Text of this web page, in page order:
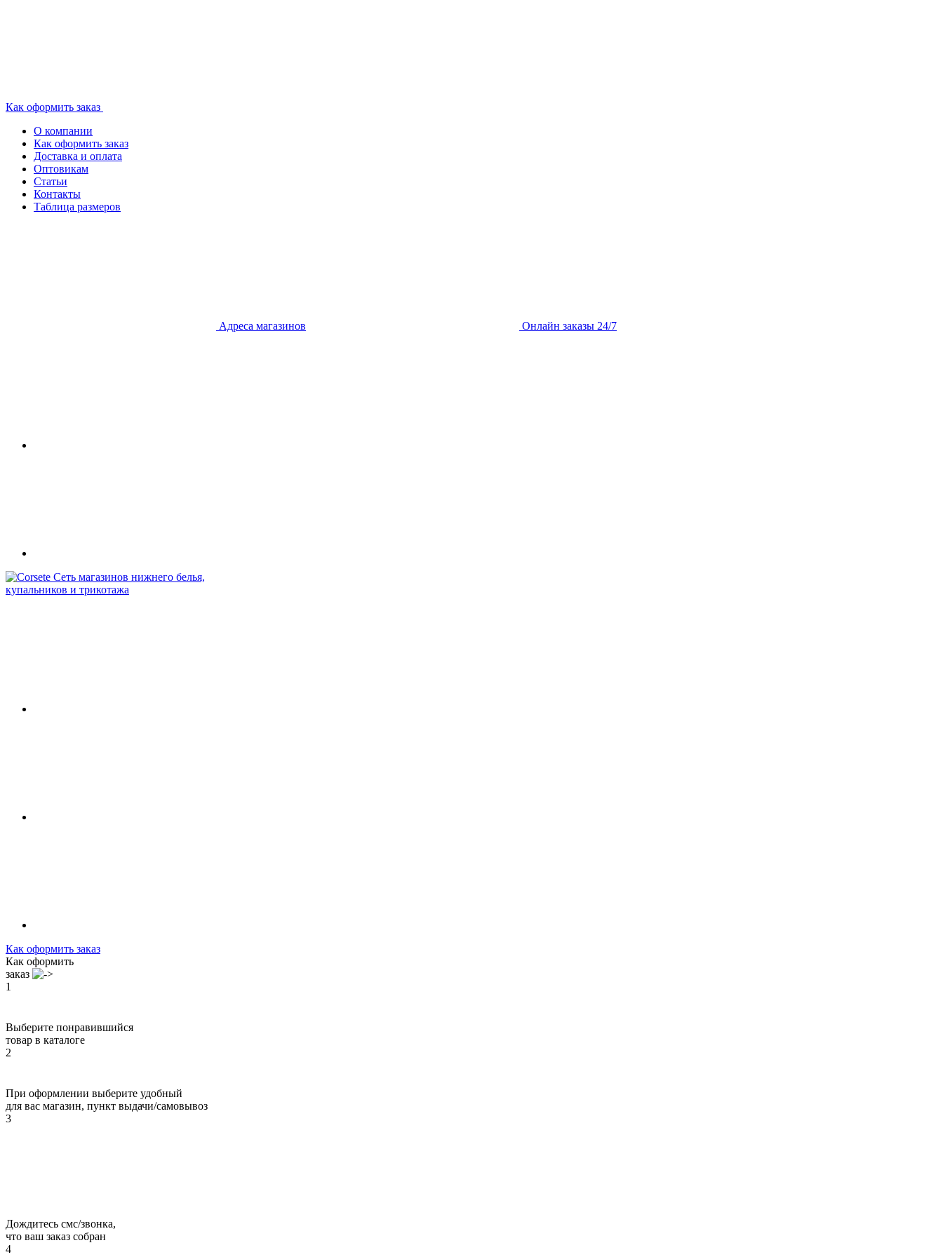
Как оформить заказ
О компании
Как оформить заказ
Доставка и оплата
Оптовикам
Статьи
Контакты
Таблица размеров
Адреса магазинов Онлайн заказы 24/7
Сеть магазинов нижнего белья,
купальников и трикотажа
Как оформить заказ
Как оформить
заказ
1
Выберите понравившийся
товар в каталоге
2
При оформлении выберите удобный
для вас магазин, пункт выдачи/самовывоз
3
Дождитесь смс/звонка,
что ваш заказ собран
4